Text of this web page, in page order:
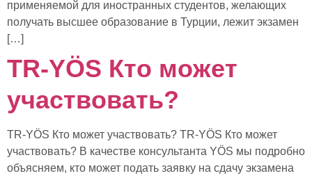
применяемой для иностранных студентов, желающих
получать высшее образование в Турции, лежит экзамен
[…]
TR-YÖS Кто может
участвовать?
TR-YÖS Кто может участвовать? TR-YÖS Кто может
участвовать? В качестве консультанта YÖS мы подробно
объясняем, кто может подать заявку на сдачу экзамена